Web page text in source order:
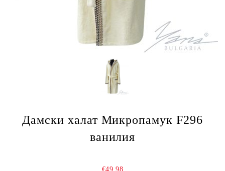
Дамски халат Микропамук F296
ванилия
€49.98